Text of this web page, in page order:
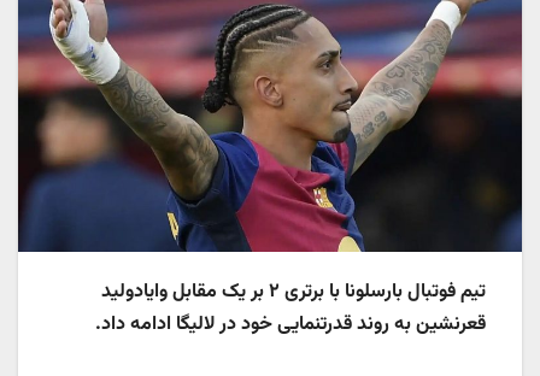
تیم فوتبال بارسلونا با برتری ۲ بر یک مقابل وایادولید
قعرنشین به روند قدرتنمایی خود در لالیگا ادامه داد.